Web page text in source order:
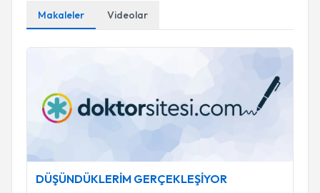
Makaleler Videolar
DÜŞÜNDÜKLERİM GERÇEKLEŞİYOR